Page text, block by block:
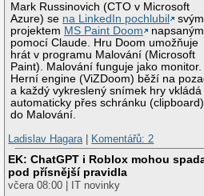
Mark Russinovich (CTO v Microsoft
Azure) se na LinkedIn pochlubil
svým
projektem MS Paint Doom
napsaným
pomocí Claude. Hru Doom umožňuje
hrát v programu Malování (Microsoft
Paint). Malování funguje jako monitor.
Herní engine (ViZDoom) běží na
a každý vykreslený snímek hry vkládá
automaticky přes schránku (clipboard)
do Malování.
Ladislav Hagara
Komentářů: 2
EK: ChatGPT i Roblox mohou
pod přísnější pravidla
včera 08:00 | IT novinky